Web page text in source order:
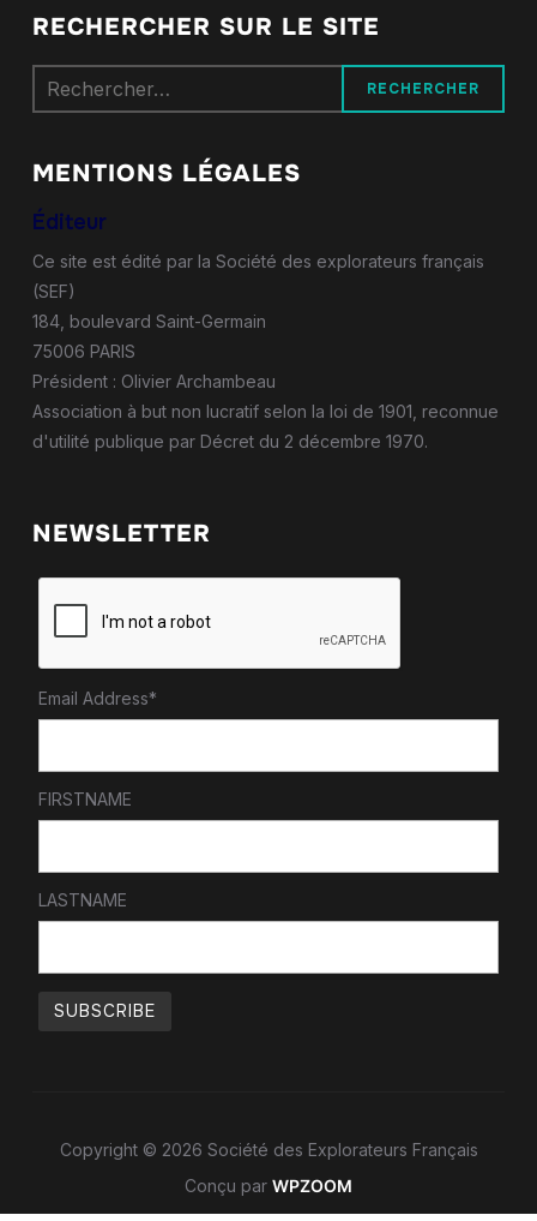
RECHERCHER SUR LE SITE
Rechercher :
MENTIONS LÉGALES
Éditeur
Ce site est édité par la Société des explorateurs français
(SEF)
184, boulevard Saint-Germain
75006 PARIS
Président : Olivier Archambeau
Association à but non lucratif selon la loi de 1901, reconnue
d'utilité publique par Décret du 2 décembre 1970.
NEWSLETTER
Email Address*
FIRSTNAME
LASTNAME
Copyright © 2026 Société des Explorateurs Français
Conçu par WPZOOM